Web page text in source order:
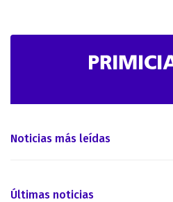
Noticias más leídas
Últimas noticias